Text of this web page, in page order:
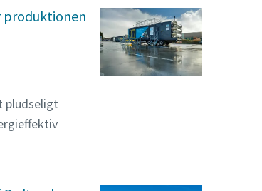
produktionen
pludseligt